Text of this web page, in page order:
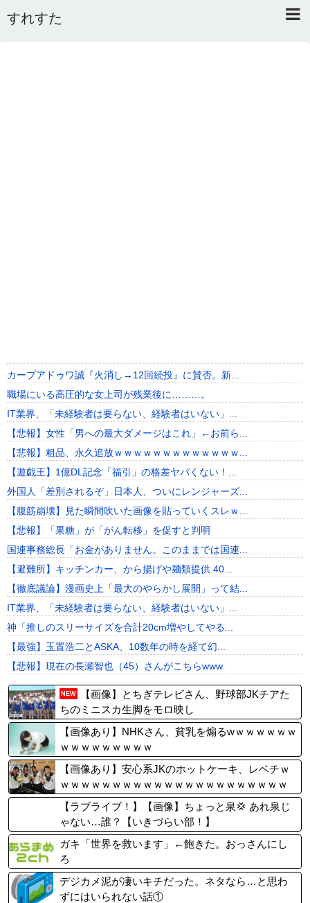
すれすた
カープアドゥワ誠『火消し→12回続投』に賛否。新...
職場にいる高圧的な女上司が残業後に………。
IT業界、「未経験者は要らない、経験者はいない」...
【悲報】女性「男への最大ダメージはこれ」←お前ら...
【悲報】粗品、永久追放ｗｗｗｗｗｗｗｗｗｗｗｗｗ...
【遊戯王】1億DL記念「福引」の格差ヤバくない！...
外国人「差別されるぞ」日本人、ついにレンジャーズ...
【腹筋崩壊】見た瞬間吹いた画像を貼っていくスレｗ...
【悲報】「果糖」が「がん転移」を促すと判明
国連事務総長「お金がありません。このままでは国連...
【避難所】キッチンカー、から揚げや麺類提供 40...
【徹底議論】漫画史上「最大のやらかし展開」って結...
IT業界、「未経験者は要らない、経験者はいない」...
神「推しのスリーサイズを合計20cm増やしてやる...
【最強】玉置浩二とASKA、10数年の時を経て幻...
【悲報】現在の長瀬智也（45）さんがこちらwww
NEW
【画像】とちぎテレビさん、野球部JKチアた
ちのミニスカ生脚をモロ映し
【画像あり】NHKさん、貧乳を煽るwｗｗｗｗｗｗ
ｗｗｗｗｗｗｗｗｗ
【画像あり】安心系JKのホットケーキ、レベチｗ
ｗｗｗｗｗｗｗｗｗｗｗｗｗｗｗｗｗｗｗｗｗｗ
ｗ
【ラブライブ！】【画像】ちょっと泉💢 あれ泉じ
ゃない…誰？【いきづらい部！】
ガキ「世界を救います」←飽きた。おっさんにし
ろ
デジカメ泥が凄いキチだった。ネタなら…と思わ
ずにはいられない話①